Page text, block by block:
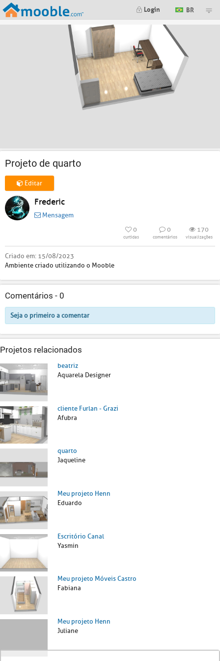
Login BR
Projeto de quarto
Editar
Frederic
Mensagem
0
curtidas
0
comentários
170
visualizações
Criado em: 15/08/2023
Ambiente criado utilizando o Mooble
Comentários - 0
Seja o primeiro a comentar
Projetos relacionados
beatriz
Aquarela Designer
cliente Furlan - Grazi
Afubra
quarto
Jaqueline
Meu projeto Henn
Eduardo
Escritório Canal
Yasmin
Meu projeto Móveis Castro
Fabiana
Meu projeto Henn
Juliane